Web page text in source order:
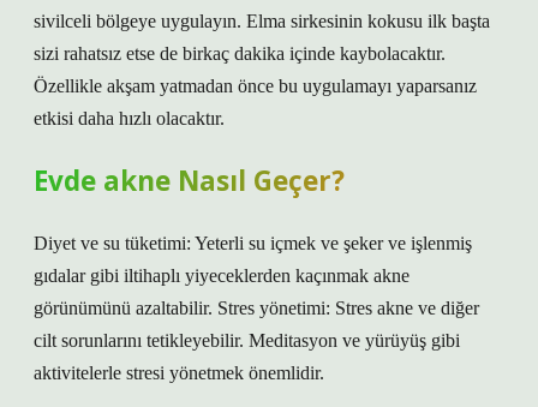
sivilceli bölgeye uygulayın. Elma sirkesinin kokusu ilk başta
sizi rahatsız etse de birkaç dakika içinde kaybolacaktır.
Özellikle akşam yatmadan önce bu uygulamayı yaparsanız
etkisi daha hızlı olacaktır.
Evde akne Nasıl Geçer?
Diyet ve su tüketimi: Yeterli su içmek ve şeker ve işlenmiş
gıdalar gibi iltihaplı yiyeceklerden kaçınmak akne
görünümünü azaltabilir. Stres yönetimi: Stres akne ve diğer
cilt sorunlarını tetikleyebilir. Meditasyon ve yürüyüş gibi
aktivitelerle stresi yönetmek önemlidir.